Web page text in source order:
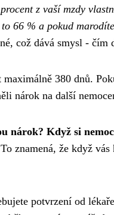
z vaší mzdy
66 % a pokud
což dává smysl -
maximálně 380 dnů.
nárok na další
nárok? Když si
znamená, že když
potvrzení od